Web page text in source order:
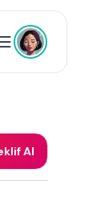
Al